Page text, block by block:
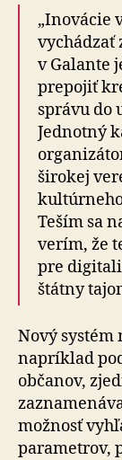
„Inovácie
vychádzať
v Galante
prepojiť
správu do
Jednotný
širokej
Teším sa
verím, že
pre
štátny
Nový systém
napríklad
občanov,
možnosť
parametrov,